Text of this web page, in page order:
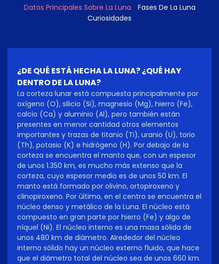
Datos Principales Sobre La Luna
Fases De La Luna
Curiosidades
¿DE QUÉ ESTÁ HECHA LA LUNA? ¿QUÉ HAY
DENTRO DE LA LUNA?
La corteza lunar está compuesta principalmente por
oxígeno (O), silicio (Si), magnesio (Mg), hierro (Fe),
calcio (Ca) y aluminio (Al), pero también están
presentes en menor cantidad otros elementos
importantes y trazas de titanio (Ti), uranio (U), torio
(Th), potasio (K) e hidrógeno (H). Por debajo de la
corteza se encuentra el manto que, con un espesor
de unos 1.350 km, es mucho más extenso que la
corteza, cuyo espesor medio es de unos 50 km. El
manto está formado por olivino, ortopiroxeno y
clinopiroxeno. Por último, en el centro se encuentra el
núcleo denso y metálico de la Luna. El núcleo está
compuesto en gran parte por hierro (Fe) y algo de
níquel (Ni). El núcleo interno es una masa sólida de
unos 480 km de diámetro. Alrededor del núcleo
interno sólido hay un núcleo externo fluido, que hace
que el diámetro total del núcleo sea de unos 660 km.